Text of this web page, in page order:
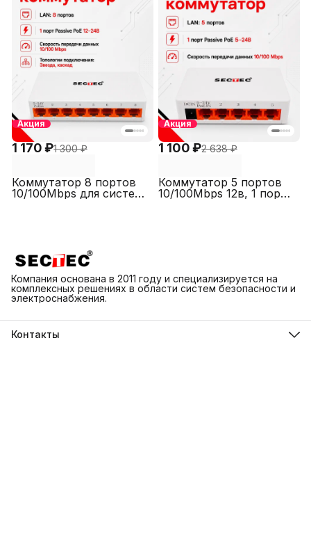
Акция
1 170 ₽1 300 ₽
Коммутатор 8 портов
10/100Mbps для систем
Акция
1 100 ₽2 638 ₽
Коммутатор 5 портов
10/100Mbps 12в, 1 порт
Компания основана в 2011 году и специализируется на
комплексных решениях в области систем безопасности и
электроснабжения.
Контакты